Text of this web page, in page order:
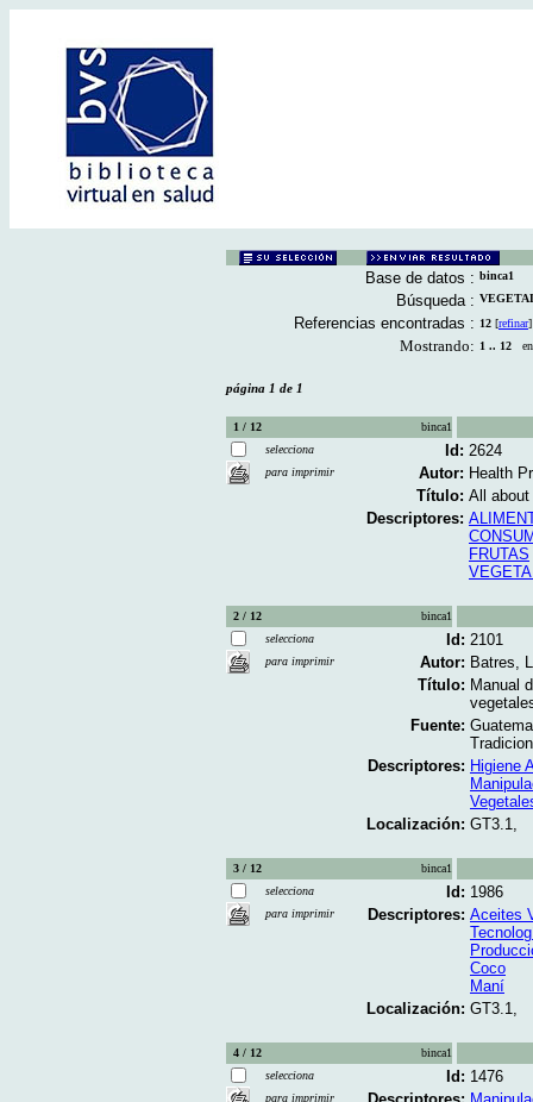
Base de datos : binca1
Búsqueda :
Referencias encontradas : 12 [refinar]
Mostrando: 1 .. 12 en
página 1 de 1
1 / 12
binca1
selecciona
para imprimir
Id: 2624
Autor: Health
Título: All
Descriptores:
FRUTAS
2 / 12
binca1
selecciona
para imprimir
Id: 2101
Autor: Batres,
Título: Manual
Fuente:
Descriptores: Higiene
Localización: GT3.1,
3 / 12
binca1
selecciona
para imprimir
Id: 1986
Descriptores: Aceites
Coco
Maní
Localización: GT3.1,
4 / 12
binca1
selecciona
para imprimir
Id: 1476